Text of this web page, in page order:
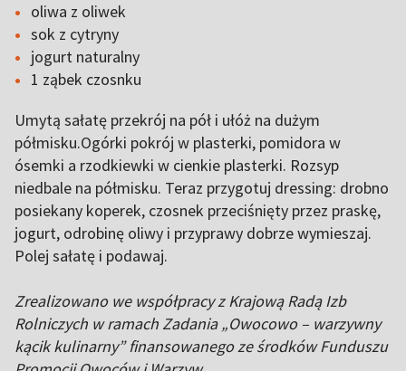
oliwa z oliwek
sok z cytryny
jogurt naturalny
1 ząbek czosnku
Umytą sałatę przekrój na pół i ułóż na dużym
półmisku.Ogórki pokrój w plasterki, pomidora w
ósemki a rzodkiewki w cienkie plasterki. Rozsyp
niedbale na półmisku. Teraz przygotuj dressing: drobno
posiekany koperek, czosnek przeciśnięty przez praskę,
jogurt, odrobinę oliwy i przyprawy dobrze wymieszaj.
Polej sałatę i podawaj.
Zrealizowano we współpracy z Krajową Radą Izb
Rolniczych w ramach Zadania „Owocowo – warzywny
kącik kulinarny” finansowanego ze środków Funduszu